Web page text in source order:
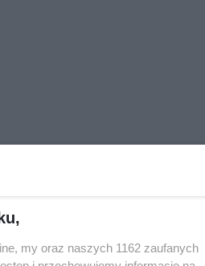
my oraz naszych 1162 zaufanych